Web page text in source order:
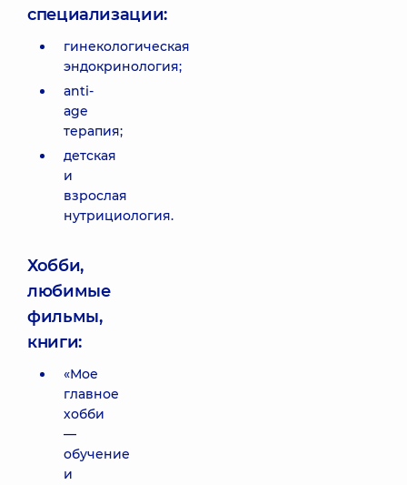
специализации:
гинекологическая
эндокринология;
anti-
age
терапия;
детская
и
взрослая
нутрициология.
Хобби,
любимые
фильмы,
книги:
«Мое
главное
хобби
—
обучение
и